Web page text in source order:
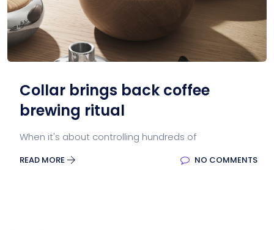
Collar brings back coffee
brewing ritual
When it's about controlling hundreds of
READ MORE NO COMMENTS